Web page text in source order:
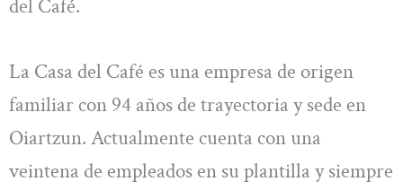
del Café.
La Casa del Café es una empresa de origen
familiar con 94 años de trayectoria y sede en
Oiartzun. Actualmente cuenta con una
veintena de empleados en su plantilla y siempre